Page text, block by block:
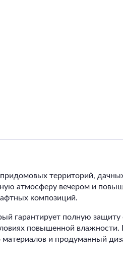
территорий, дачных
атмосферу вечером и
композиций.
гарантирует полную
повышенной
и продуманный